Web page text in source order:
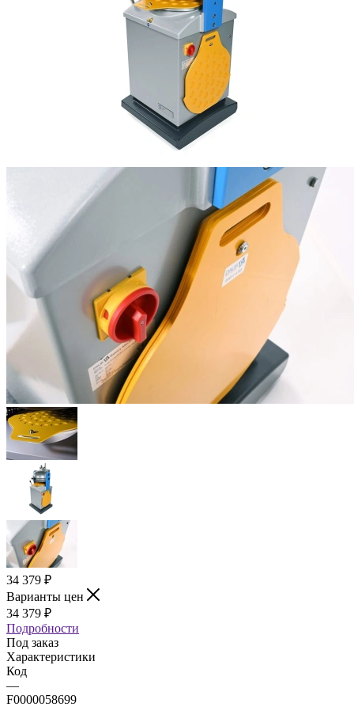
34 379 ₽
Варианты цен
34 379 ₽
Подробности
Под заказ
Характеристики
Код
—
F0000058699